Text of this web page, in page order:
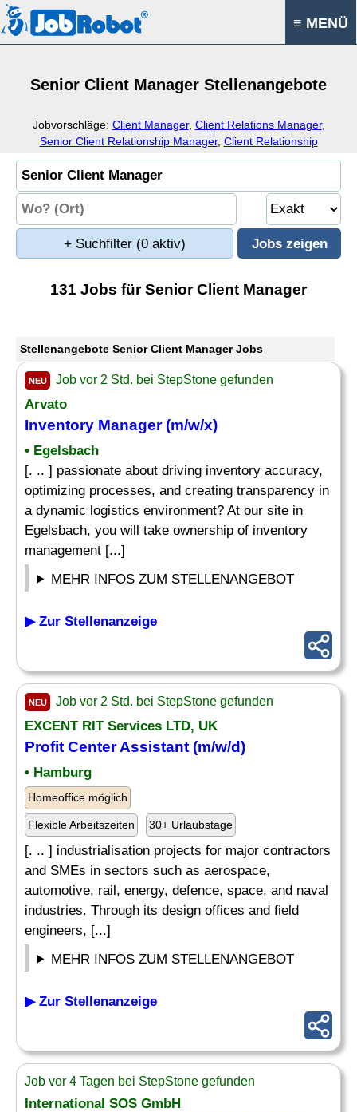
≡ MENÜ
Senior Client Manager Stellenangebote
Jobvorschläge: Client Manager, Client Relations Manager,
Senior Client Relationship Manager, Client Relationship
Manager
+ Suchfilter (0 aktiv)
131 Jobs für Senior Client Manager
Stellenangebote Senior Client Manager Jobs
NEU Job vor 2 Std. bei StepStone gefunden
Arvato
Inventory Manager(m/w/x)
• Egelsbach
[. .. ] passionate about driving inventory accuracy,
optimizing processes, and creating transparency in
a dynamic logistics environment? At our site in
Egelsbach, you will take ownership of inventory
management [...]
MEHR INFOS ZUM STELLENANGEBOT
▶ Zur Stellenanzeige
NEU Job vor 2 Std. bei StepStone gefunden
EXCENT RIT Services LTD, UK
Profit Center Assistant (m/w/d)
• Hamburg
Homeoffice möglich
Flexible Arbeitszeiten 30+ Urlaubstage
[. .. ] industrialisation projects for major contractors
and SMEs in sectors such as aerospace,
automotive, rail, energy, defence, space, and naval
industries. Through its design offices and field
engineers, [...]
MEHR INFOS ZUM STELLENANGEBOT
▶ Zur Stellenanzeige
Job vor 4 Tagen bei StepStone gefunden
International SOS GmbH